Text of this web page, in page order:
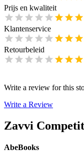
Prijs en kwaliteit
Klantenservice
Retourbeleid
Write a review for this
Write a Review
Zavvi
AbeBooks